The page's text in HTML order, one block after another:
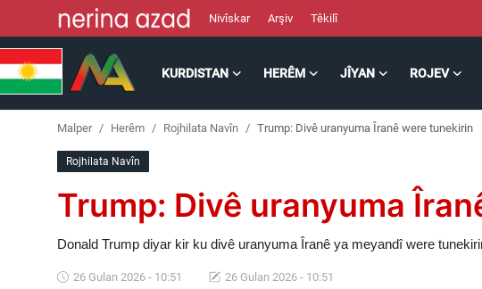
Nivîskar Arşiv Têkilî
KURDISTAN HERÊM JÎYAN ROJEV
Lêkolîn
Malper Herêm Rojhilata Navîn Trump: Divê uranyuma Îranê were tunekirin
Rojhilata Navîn
Trump: Divê uranyuma
Donald Trump diyar kir ku divê uranyuma Îranê ya meyandî were
26 Gulan 2026 - 10:51 26 Gulan 2026 - 10:51